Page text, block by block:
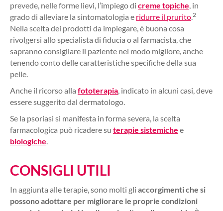
prevede, nelle forme lievi, l’impiego di creme topiche, in
grado di alleviare la sintomatologia e ridurre il prurito.2
Nella scelta dei prodotti da impiegare, è buona cosa
rivolgersi allo specialista di fiducia o al farmacista, che
sapranno consigliare il paziente nel modo migliore, anche
tenendo conto delle caratteristiche specifiche della sua
pelle.
Anche il ricorso alla fototerapia, indicato in alcuni casi, deve
essere suggerito dal dermatologo.
Se la psoriasi si manifesta in forma severa, la scelta
farmacologica può ricadere su terapie sistemiche e
biologiche.
CONSIGLI UTILI
In aggiunta alle terapie, sono molti gli accorgimenti che si
possono adottare per migliorare le proprie condizioni